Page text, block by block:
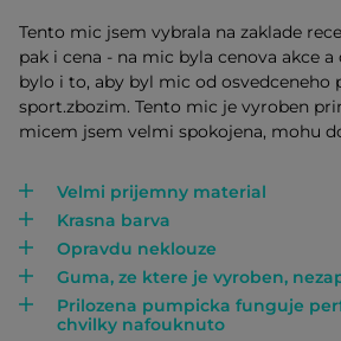
Tento mic jsem vybrala na zaklade
pak i cena - na mic byla cenova akce
bylo i to, aby byl mic od osvedceneho
sport.zbozim. Tento mic je vyroben
micem jsem velmi spokojena, mohu
Velmi prijemny material
Krasna barva
Opravdu neklouze
Guma, ze ktere je vyroben,
Prilozena pumpicka funguje
chvilky nafouknuto